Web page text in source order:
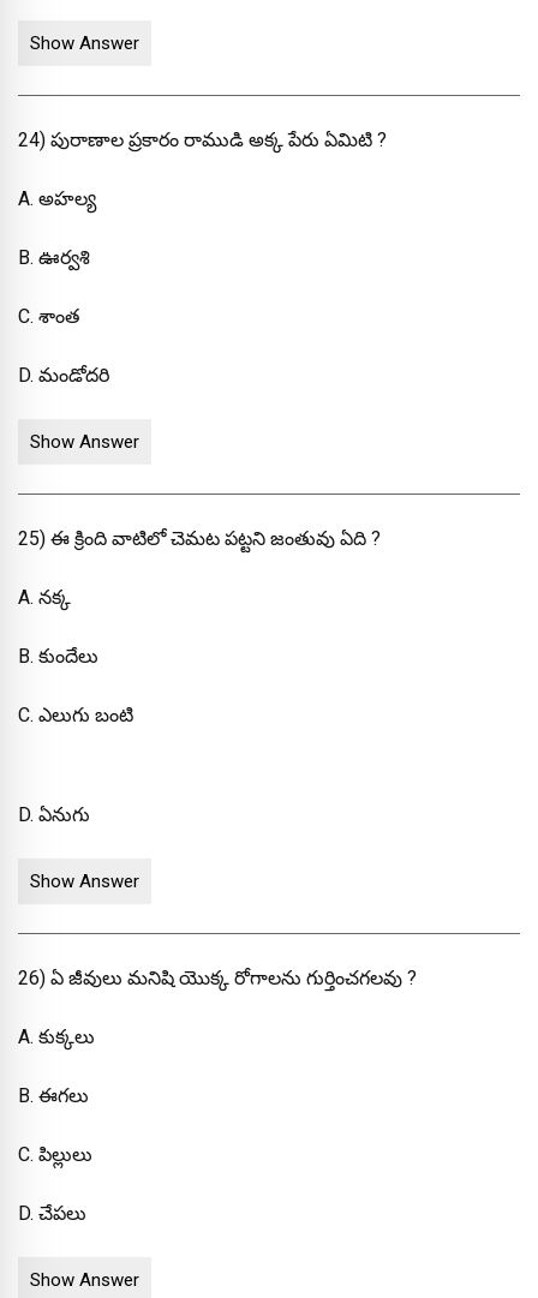
Show Answer
24) పురాణాల ప్రకారం రాముడి అక్క పేరు ఏమిటి ?
A. అహల్య
B. ఊర్వశి
C. శాంత
D. మండోదరి
Show Answer
25) ఈ క్రింది వాటిలో చెమట పట్టని జంతువు ఏది ?
A. నక్క
B. కుందేలు
C. ఎలుగు బంటి
D. ఏనుగు
Show Answer
26) ఏ జీవులు మనిషి యొక్క రోగాలను గుర్తించగలవు ?
A. కుక్కలు
B. ఈగలు
C. పిల్లులు
D. చేపలు
Show Answer